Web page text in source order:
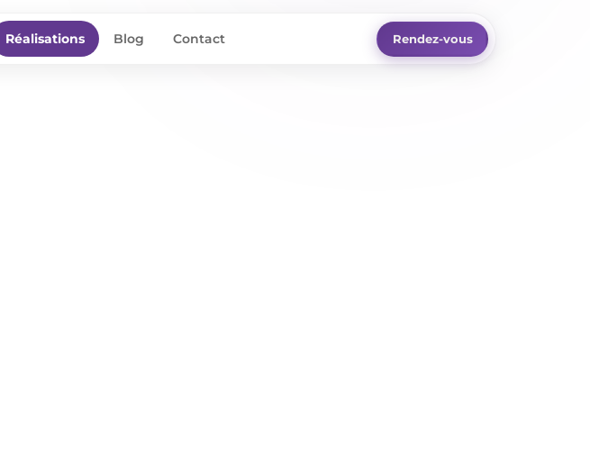
Réalisations Blog Contact Rendez-vous